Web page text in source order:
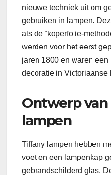
nieuwe techniek uit om
gebruiken in lampen.
als de “koperfolie-
werden voor het eerst
jaren 1800 en waren een
decoratie in Victoriaanse
Ontwerp
lampen
Tiffany lampen hebben
voet en een lampenkap
gebrandschilderd glas.